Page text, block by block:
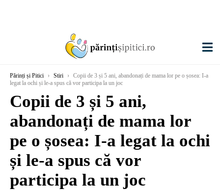
Părinți și Pitici › Stiri ›
Copii de 3 și 5 ani, abandonați de mama lor pe o șosea: I-a
legat la ochi și le-a spus că vor participa la un joc
Copii de 3 și 5 ani,
abandonați de mama lor
pe o șosea: I-a legat la ochi
și le-a spus că vor
participa la un joc